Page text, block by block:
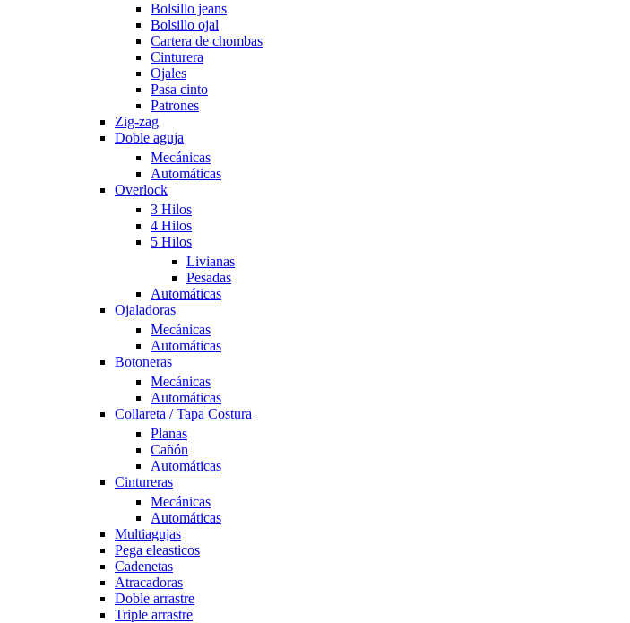
Bolsillo jeans
Bolsillo ojal
Cartera de chombas
Cinturera
Ojales
Pasa cinto
Patrones
Zig-zag
Doble aguja
Mecánicas
Automáticas
Overlock
3 Hilos
4 Hilos
5 Hilos
Livianas
Pesadas
Automáticas
Ojaladoras
Mecánicas
Automáticas
Botoneras
Mecánicas
Automáticas
Collareta / Tapa Costura
Planas
Cañón
Automáticas
Cintureras
Mecánicas
Automáticas
Multiagujas
Pega eleasticos
Cadenetas
Atracadoras
Doble arrastre
Triple arrastre